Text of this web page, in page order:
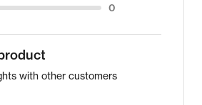
0
with other customers